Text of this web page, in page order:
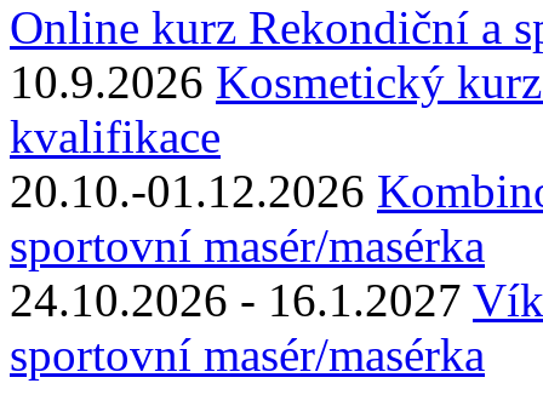
Online kurz Rekondiční a
10.9.2026 Kosmetický
kvalifikace
20.10.-01.12.2026
sportovní masér/masérka
24.10.2026 - 16.1.2027
sportovní masér/masérka